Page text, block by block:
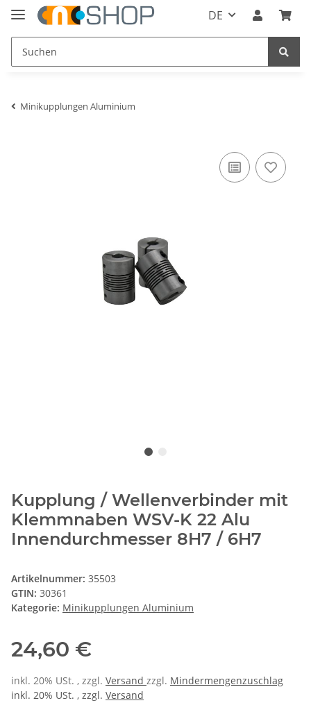
DE
Minikupplungen Aluminium
Kupplung / Wellenverbinder mit
Klemmnaben WSV-K 22 Alu
Innendurchmesser 8H7 / 6H7
Artikelnummer: 35503
GTIN: 30361
Kategorie: Minikupplungen Aluminium
24,60 €
inkl. 20% USt. , zzgl. Versand zzgl. Mindermengenzuschlag
inkl. 20% USt. , zzgl. Versand